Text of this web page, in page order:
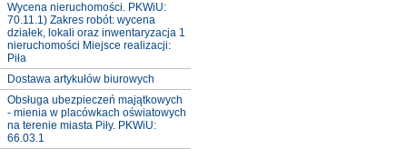
Wycena nieruchomości. PKWiU:
70.11.1) Zakres robót: wycena
działek, lokali oraz inwentaryzacja 1
nieruchomości Miejsce realizacji:
Piła
Dostawa artykułów biurowych
Obsługa ubezpieczeń majątkowych
- mienia w placówkach oświatowych
na terenie miasta Piły. PKWiU:
66.03.1